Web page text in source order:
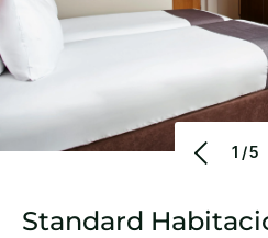
1/5
Standard